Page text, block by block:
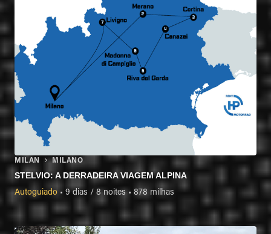
MILAN MILANO
STELVIO: A DERRADEIRA VIAGEM ALPINA
Autoguiado • 9 dias / 8 noites • 878 milhas